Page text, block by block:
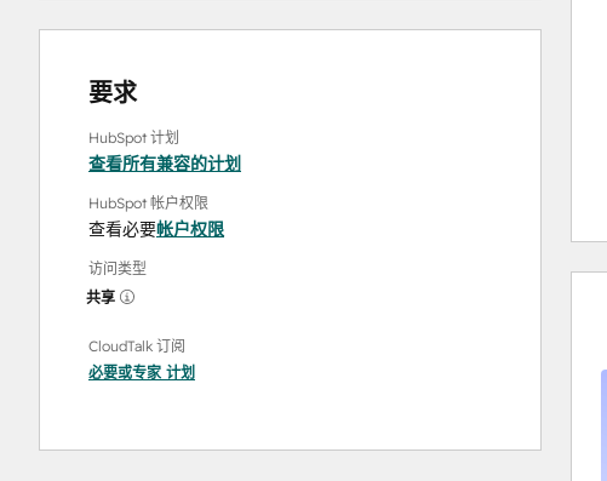
要求
HubSpot 计划
查看所有兼容的计划
HubSpot 帐户权限
查看必要帐户权限
访问类型
共享
CloudTalk 订阅
必要或专家 计划